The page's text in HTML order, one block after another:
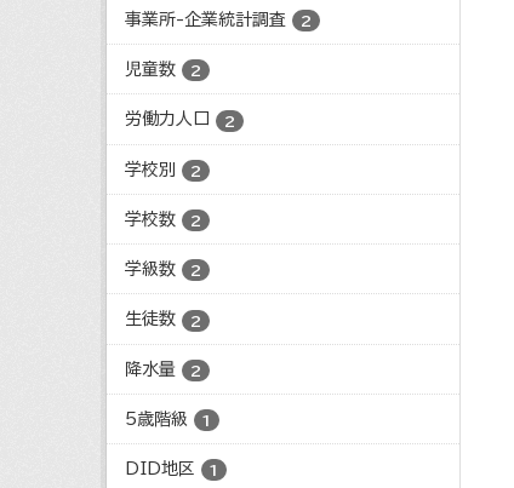
事業所-企業統計調査 2
児童数 2
労働力人口 2
学校別 2
学校数 2
学級数 2
生徒数 2
降水量 2
5歳階級 1
DID地区 1